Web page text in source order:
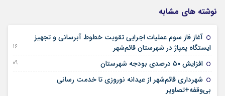
نوشته های مشابه
آغاز فاز سوم عملیات اجرایی تقویت خطوط آبرسانی و تجهیز
ایستگاه پمپاژ در شهرستان قائم‌شهر
16 آگوست 2025
افزایش ۵۰ درصدی بودجه شهرستان 09 آگوست 2025
شهرداری قائم‌شهر از عیدانه نوروزی تا خدمت رسانی
بی‌وقفه+تصاویر